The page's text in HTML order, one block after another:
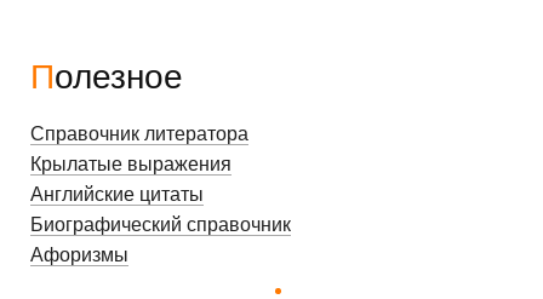
Полезное
Справочник литератора
Крылатые выражения
Английские цитаты
Биографический справочник
Афоризмы